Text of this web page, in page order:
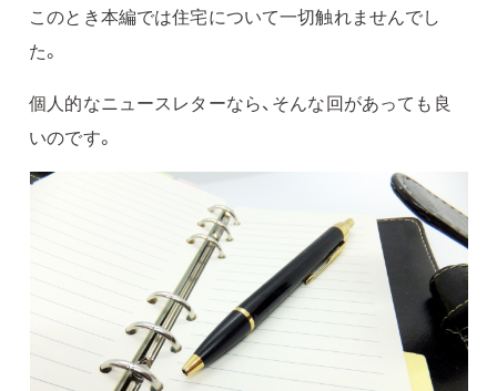
このとき本編では住宅について一切触れませんでし
た。
個人的なニュースレターなら、そんな回があっても良
いのです。